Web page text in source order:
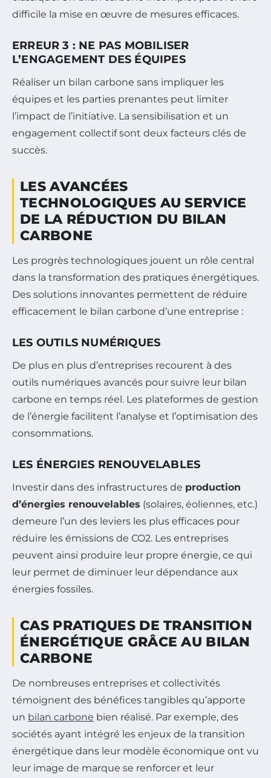
difficile la mise en œuvre de mesures efficaces.
ERREUR 3 : NE PAS MOBILISER
L’ENGAGEMENT DES ÉQUIPES
Réaliser un bilan carbone sans impliquer les
équipes et les parties prenantes peut limiter
l’impact de l’initiative. La sensibilisation et un
engagement collectif sont deux facteurs clés de
succès.
LES AVANCÉES
TECHNOLOGIQUES AU SERVICE
DE LA RÉDUCTION DU BILAN
CARBONE
Les progrès technologiques jouent un rôle central
dans la transformation des pratiques énergétiques.
Des solutions innovantes permettent de réduire
efficacement le bilan carbone d’une entreprise :
LES OUTILS NUMÉRIQUES
De plus en plus d’entreprises recourent à des
outils numériques avancés pour suivre leur bilan
carbone en temps réel. Les plateformes de gestion
de l’énergie facilitent l’analyse et l’optimisation des
consommations.
LES ÉNERGIES RENOUVELABLES
Investir dans des infrastructures de production
d’énergies renouvelables (solaires, éoliennes, etc.)
demeure l’un des leviers les plus efficaces pour
réduire les émissions de CO2. Les entreprises
peuvent ainsi produire leur propre énergie, ce qui
leur permet de diminuer leur dépendance aux
énergies fossiles.
CAS PRATIQUES DE TRANSITION
ÉNERGÉTIQUE GRÂCE AU BILAN
CARBONE
De nombreuses entreprises et collectivités
témoignent des bénéfices tangibles qu’apporte
un bilan carbone bien réalisé. Par exemple, des
sociétés ayant intégré les enjeux de la transition
énergétique dans leur modèle économique ont vu
leur image de marque se renforcer et leur